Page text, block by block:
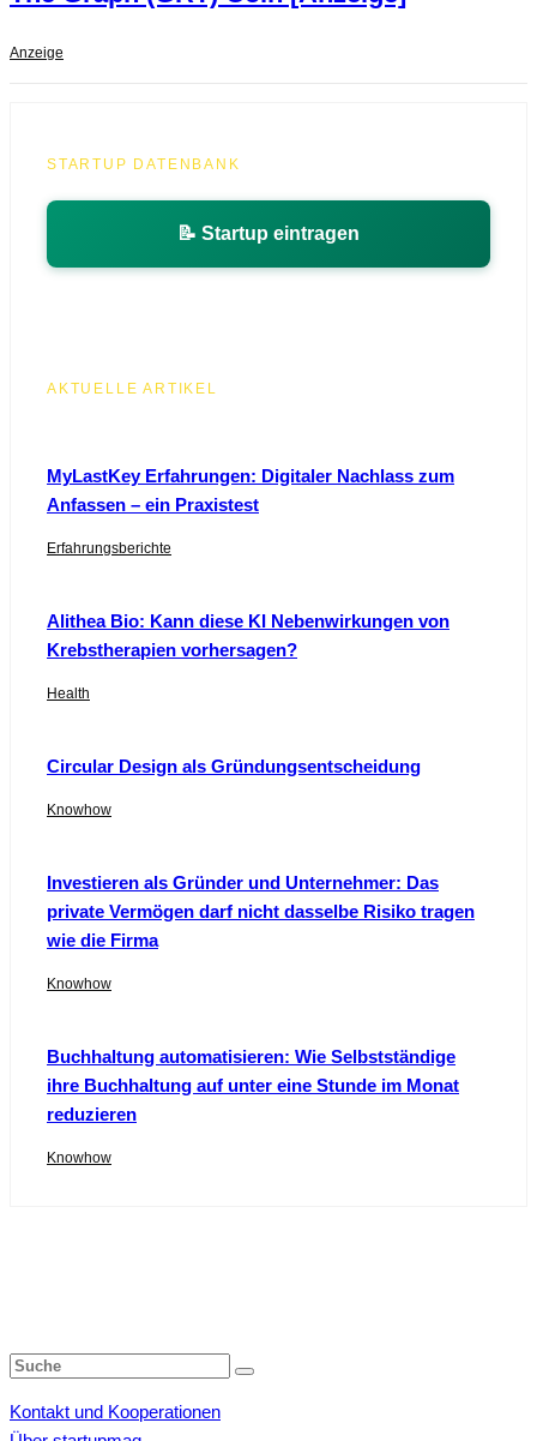
Anzeige
STARTUP DATENBANK
📝 Startup eintragen
AKTUELLE ARTIKEL
MyLastKey Erfahrungen: Digitaler Nachlass zum
Anfassen – ein Praxistest
Erfahrungsberichte
Alithea Bio: Kann diese KI Nebenwirkungen von
Krebstherapien vorhersagen?
Health
Circular Design als Gründungsentscheidung
Knowhow
Investieren als Gründer und Unternehmer: Das
private Vermögen darf nicht dasselbe Risiko tragen
wie die Firma
Knowhow
Buchhaltung automatisieren: Wie Selbstständige
ihre Buchhaltung auf unter eine Stunde im Monat
reduzieren
Knowhow
Kontakt und Kooperationen